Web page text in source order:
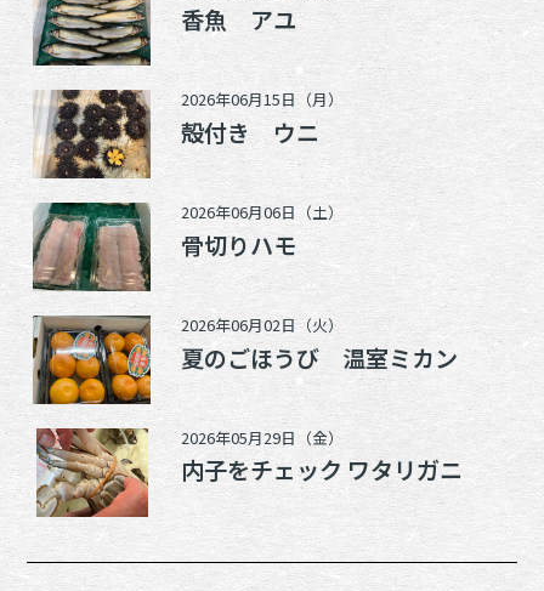
香魚 アユ
2026年06月15日（月）
殻付き ウニ
2026年06月06日（土）
骨切りハモ
2026年06月02日（火）
夏のごほうび 温室ミカン
2026年05月29日（金）
内子をチェック ワタリガニ